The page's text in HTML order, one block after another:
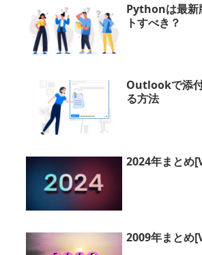
Pythonは最新
トすべき？
Outlookで添
る方法
2024年まとめ
2009年まとめ